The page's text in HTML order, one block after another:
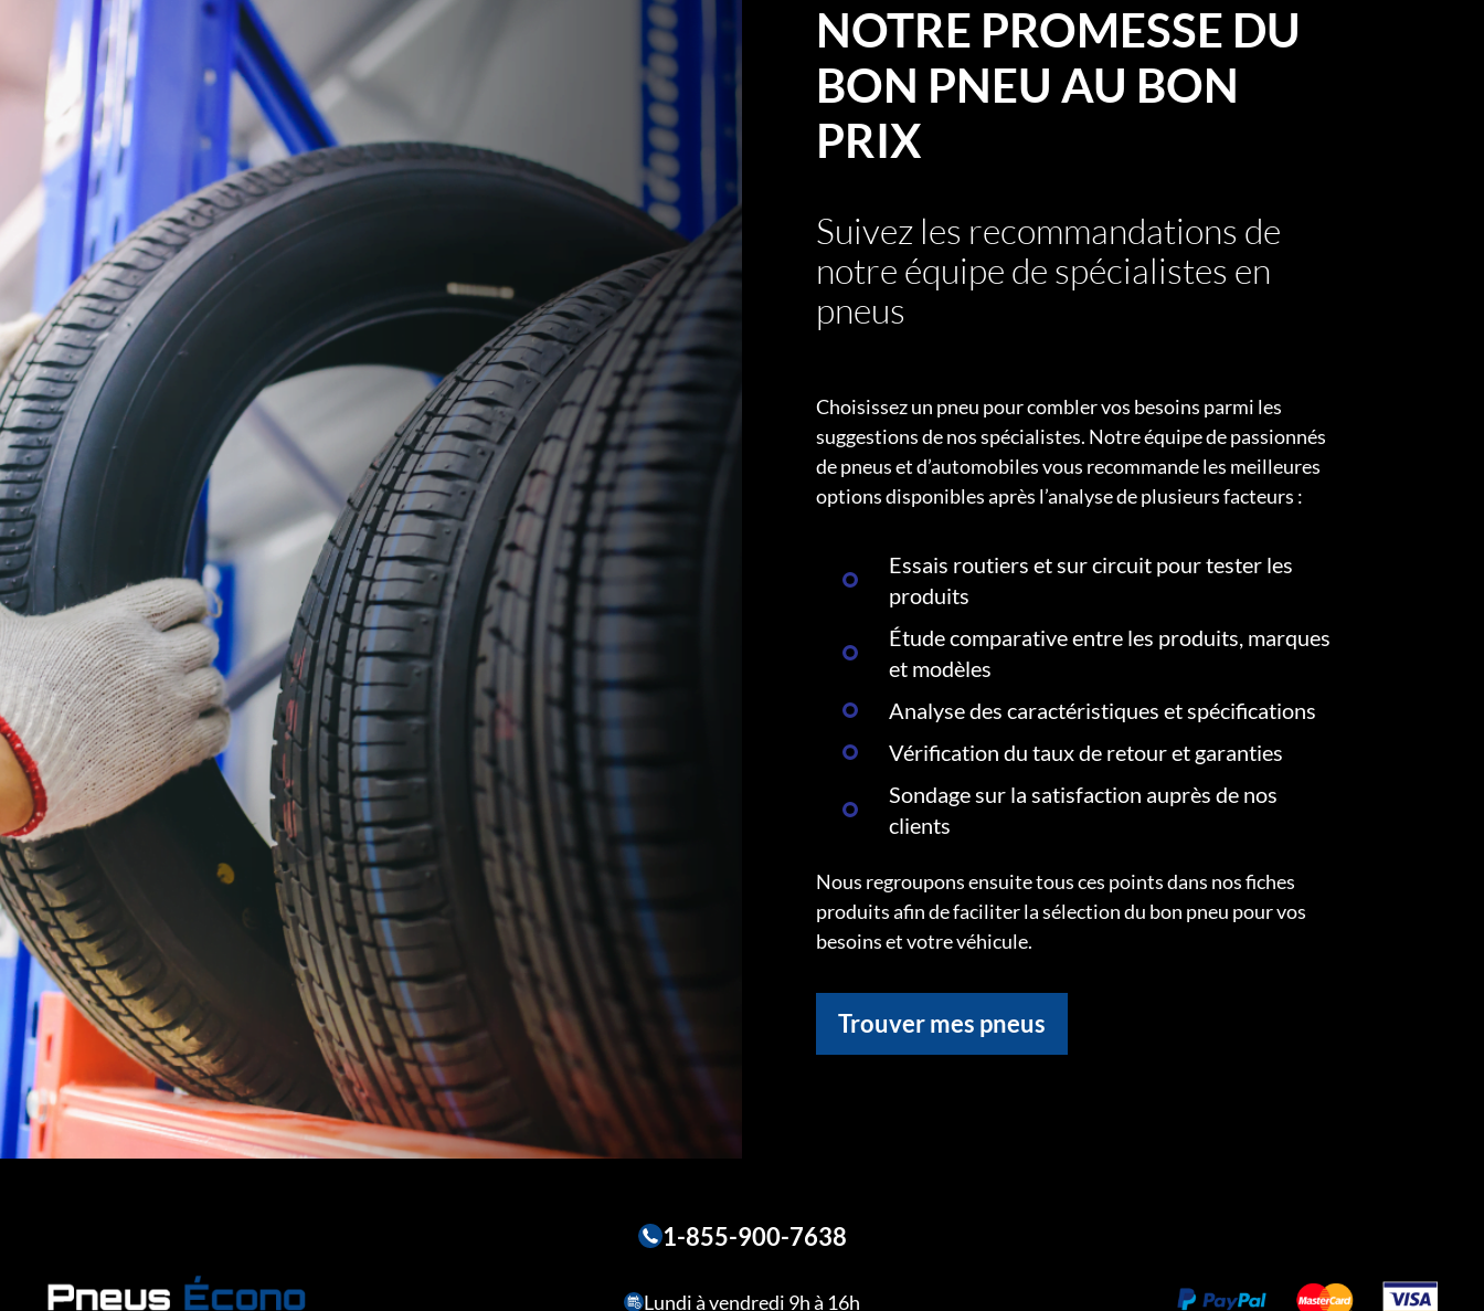
NOTRE PROMESSE DU
BON PNEU AU BON
PRIX
Suivez les recommandations de
notre équipe de spécialistes en
pneus
Choisissez un pneu pour combler vos besoins parmi les
suggestions de nos spécialistes. Notre équipe de passionnés
de pneus et d’automobiles vous recommande les meilleures
options disponibles après l’analyse de plusieurs facteurs :
Essais routiers et sur circuit pour tester les
produits
Étude comparative entre les produits, marques
et modèles
Analyse des caractéristiques et spécifications
Vérification du taux de retour et garanties
Sondage sur la satisfaction auprès de nos
clients
Nous regroupons ensuite tous ces points dans nos fiches
produits afin de faciliter la sélection du bon pneu pour vos
besoins et votre véhicule.
Trouver mes pneus
1-855-900-7638
Lundi à vendredi 9h à 16h